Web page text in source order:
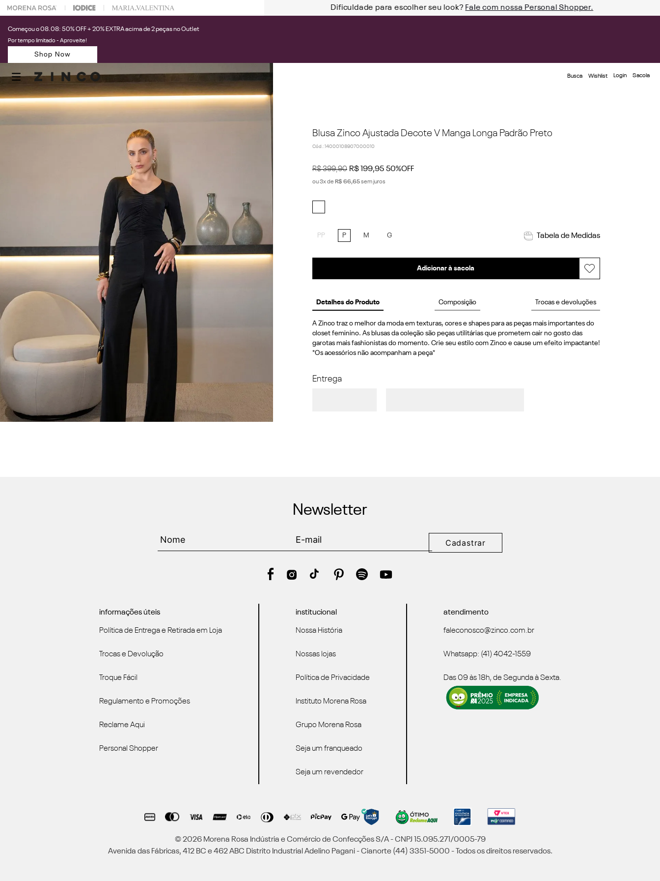
na sua 1° compra usando o cupom: PRIMEIRAZIN Dificuldade para escolher seu look? Fale com nossa Personal Shopper.
Começou o 08.08: 50% OFF + 20% EXTRA acima de 2 peças no Outlet
Por tempo limitado - Aproveite!
Shop Now
Busca Wishlist Login
Blusa Zinco Ajustada Decote V Manga Longa Padrão Preto
Cód. :14000108907000010
R$ 399,90 R$ 199,95 50%OFF
ou3x de R$ 66,65sem juros
PP P M G Tabela de Medidas
Adicionar à sacola
Detalhes do Produto Composição Trocas e devoluções
A Zinco traz o melhor da moda em texturas, cores e shapes para as peças mais importantes do
closet feminino. As blusas da coleção são peças utilitárias que prometem cair no gosto das
garotas mais fashionistas do momento. Crie seu estilo com Zinco e cause um efeito impactante!
*Os acessórios não acompanham a peça*
Entrega
Newsletter
Cadastrar
informações úteis
Política de Entrega e Retirada em Loja
Trocas e Devolução
Troque Fácil
Regulamento e Promoções
Reclame Aqui
Personal Shopper
institucional
Nossa História
Nossas lojas
Política de Privacidade
Instituto Morena Rosa
Grupo Morena Rosa
Seja um franqueado
Seja um revendedor
atendimento
faleconosco@zinco.com.br
Whatsapp: (41) 4042-1559
Das 09 às 18h, de Segunda à Sexta.
© 2026 Morena Rosa Indústria e Comércio de Confecções S/A - CNPJ 15.095.271/0005-79
Avenida das Fábricas, 412 BC e 462 ABC Distrito Industrial Adelino Pagani - Cianorte (44) 3351-5000 - Todos os direitos reservados.